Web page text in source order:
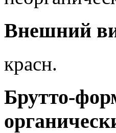
Внешний
красн.
Брутто-